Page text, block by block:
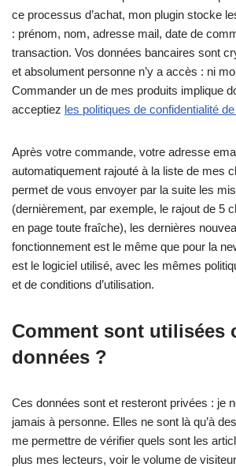
ce processus d’achat, mon plugin stocke
: prénom, nom, adresse mail, date de
transaction. Vos données bancaires sont
et absolument personne n’y a accès : ni
Commander un de mes produits implique
acceptiez les politiques de confidentialité
Après votre commande, votre adresse
automatiquement rajouté à la liste de mes
permet de vous envoyer par la suite les
(dernièrement, par exemple, le rajout de 5
en page toute fraîche), les dernières
fonctionnement est le même que pour la
est le logiciel utilisé, avec les mêmes
et de conditions d’utilisation.
Comment sont utilisées
données ?
Ces données sont et resteront privées : je
jamais à personne. Elles ne sont là qu’à
me permettre de vérifier quels sont les
plus mes lecteurs, voir le volume de